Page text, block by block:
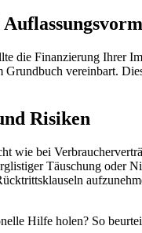
die Finanzierung Ihrer
Grundbuch vereinbart.
Risiken
wie bei
Täuschung oder
Hilfe holen? So